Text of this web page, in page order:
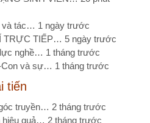
NGHIÊN CỨU…
NGHIÊN CỨU…
3 tháng trước